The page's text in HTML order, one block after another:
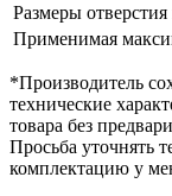
Размеры
Применимая
*Производитель
технические
товара без
Просьба уточнять
комплектацию у